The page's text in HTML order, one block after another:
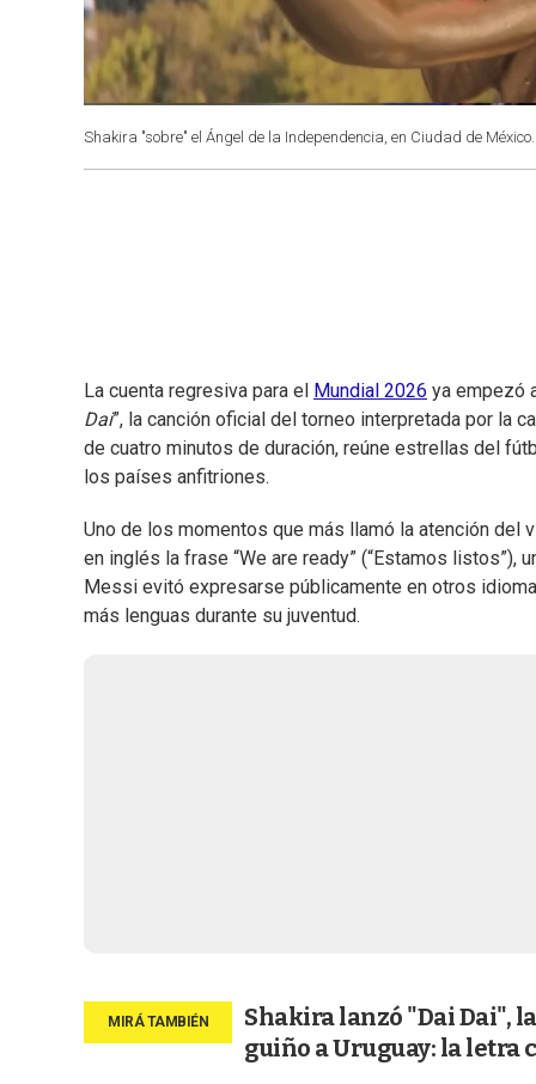
Shakira "sobre" el Ángel de la Independencia, en Ciudad de México.
La cuenta regresiva para el Mundial 2026 ya empezó
Dai”, la canción oficial del torneo interpretada por la
de cuatro minutos de duración, reúne estrellas del
los países anfitriones.
Uno de los momentos que más llamó la atención del
en inglés la frase “We are ready” (“Estamos listos”),
Messi evitó expresarse públicamente en otros
más lenguas durante su juventud.
Shakira lanzó "Dai Dai",
guiño a Uruguay: la letra